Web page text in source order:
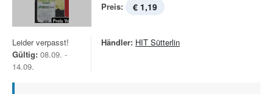
Preis: € 1,19
Leider verpasst!
Gültig: 08.09. -
14.09.
Händler: HIT Sütterlin